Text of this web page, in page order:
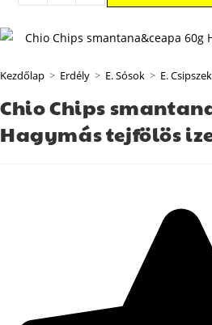
Kezdőlap > Erdély > E. Sósok > E.
Chio Chips
Hagymás tejfölös